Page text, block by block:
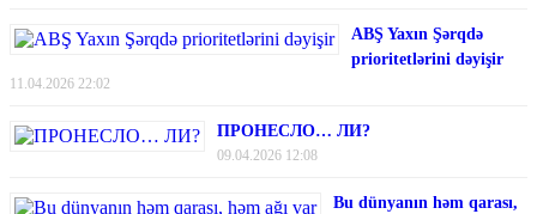
ABŞ Yaxın Şərqdə
prioritetlərini dəyişir
11.04.2026 22:02
ПРОНЕСЛО… ЛИ?
09.04.2026 12:08
Bu dünyanın həm qarası,